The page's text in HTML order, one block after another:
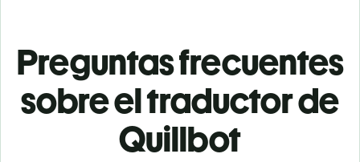
Preguntas frecuentes
sobre el traductor de
Quillbot